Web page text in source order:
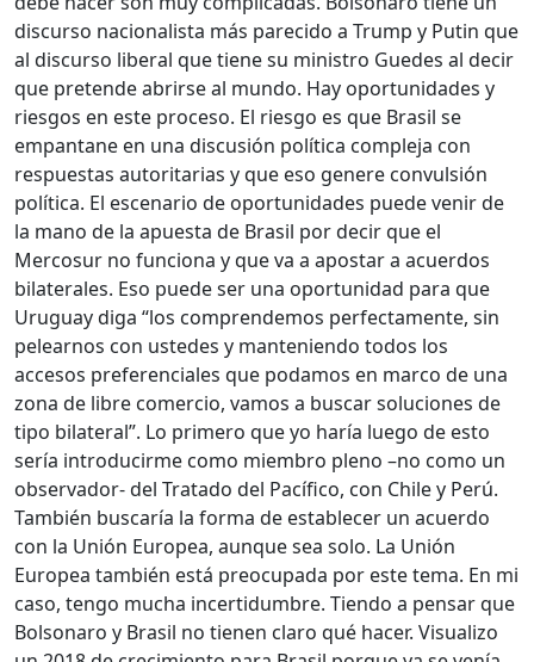
discurso nacionalista más parecido a Trump y Putin que
al discurso liberal que tiene su ministro Guedes al decir
que pretende abrirse al mundo. Hay oportunidades y
riesgos en este proceso. El riesgo es que Brasil se
empantane en una discusión política compleja con
respuestas autoritarias y que eso genere convulsión
política. El escenario de oportunidades puede venir de
la mano de la apuesta de Brasil por decir que el
Mercosur no funciona y que va a apostar a acuerdos
bilaterales. Eso puede ser una oportunidad para que
Uruguay diga “los comprendemos perfectamente, sin
pelearnos con ustedes y manteniendo todos los
accesos preferenciales que podamos en marco de una
zona de libre comercio, vamos a buscar soluciones de
tipo bilateral”. Lo primero que yo haría luego de esto
sería introducirme como miembro pleno –no como un
observador- del Tratado del Pacífico, con Chile y Perú.
También buscaría la forma de establecer un acuerdo
con la Unión Europea, aunque sea solo. La Unión
Europea también está preocupada por este tema. En mi
caso, tengo mucha incertidumbre. Tiendo a pensar que
Bolsonaro y Brasil no tienen claro qué hacer. Visualizo